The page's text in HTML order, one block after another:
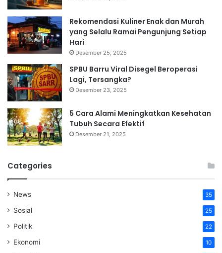
Rekomendasi Kuliner Enak dan Murah
yang Selalu Ramai Pengunjung Setiap
Hari
Desember 25, 2025
SPBU Barru Viral Disegel Beroperasi
Lagi, Tersangka?
Desember 23, 2025
5 Cara Alami Meningkatkan Kesehatan
Tubuh Secara Efektif
Desember 21, 2025
Categories
News 35
Sosial 25
Politik 22
Ekonomi 10